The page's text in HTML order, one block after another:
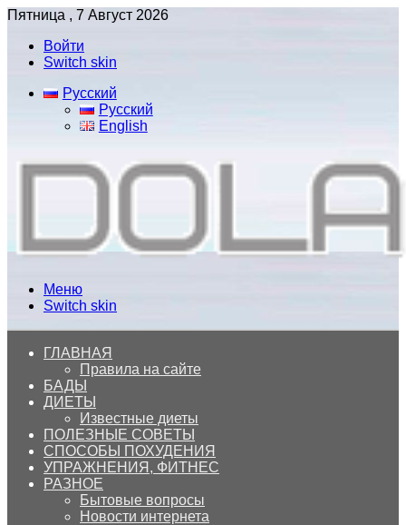
Пятница , 7 Август 2026
Войти
Switch skin
Русский
Русский
English
Меню
Switch skin
ГЛАВНАЯ
Правила на сайте
БАДЫ
ДИЕТЫ
Известные диеты
ПОЛЕЗНЫЕ СОВЕТЫ
СПОСОБЫ ПОХУДЕНИЯ
УПРАЖНЕНИЯ, ФИТНЕС
РАЗНОЕ
Бытовые вопросы
Новости интернета